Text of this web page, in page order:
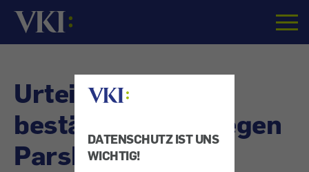
DATENSCHUTZ IST UNS
WICHTIG!
Startseite
Urteil: OLG Wien
bestätigt Urteil gegen
Parship